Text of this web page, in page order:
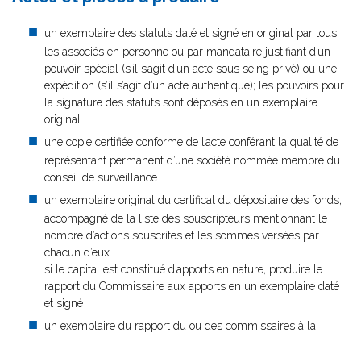
un exemplaire des statuts daté et signé en original par tous
les associés en personne ou par mandataire justifiant d’un
pouvoir spécial (s’il s’agit d’un acte sous seing privé) ou une
expédition (s’il s’agit d’un acte authentique); les pouvoirs pour
la signature des statuts sont déposés en un exemplaire
original
une copie certifiée conforme de l’acte conférant la qualité de
représentant permanent d’une société nommée membre du
conseil de surveillance
un exemplaire original du certificat du dépositaire des fonds,
accompagné de la liste des souscripteurs mentionnant le
nombre d’actions souscrites et les sommes versées par
chacun d’eux
si le capital est constitué d’apports en nature, produire le
rapport du Commissaire aux apports en un exemplaire daté
et signé
un exemplaire du rapport du ou des commissaires à la